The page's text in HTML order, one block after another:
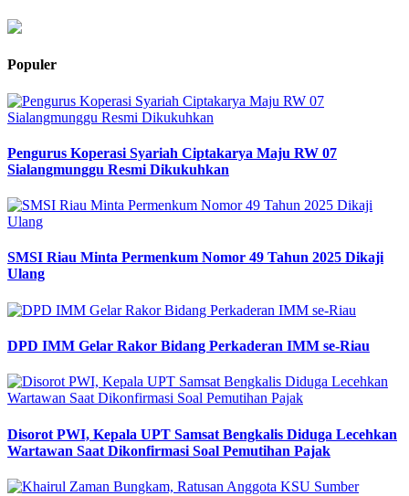
Populer
Pengurus Koperasi Syariah Ciptakarya Maju RW 07
Sialangmunggu Resmi Dikukuhkan
SMSI Riau Minta Permenkum Nomor 49 Tahun 2025 Dikaji
Ulang
DPD IMM Gelar Rakor Bidang Perkaderan IMM se-Riau
Disorot PWI, Kepala UPT Samsat Bengkalis Diduga Lecehkan
Wartawan Saat Dikonfirmasi Soal Pemutihan Pajak